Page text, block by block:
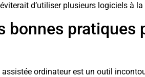
d’utiliser plusieurs logiciels à
bonnes pratiques
ordinateur est un outil